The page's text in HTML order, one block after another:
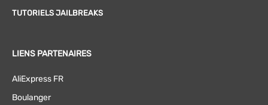
TUTORIELS JAILBREAKS
LIENS PARTENAIRES
AliExpress FR
Boulanger